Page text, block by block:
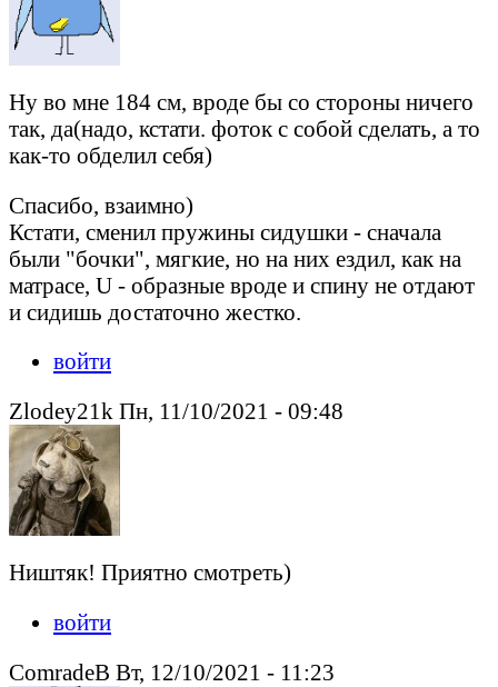
Ну во мне 184 см, вроде бы со стороны ничего
так, да(надо, кстати. фоток с собой сделать, а то
как-то обделил себя)
Спасибо, взаимно)
Кстати, сменил пружины сидушки - сначала
были "бочки", мягкие, но на них ездил, как на
матрасе, U - образные вроде и спину не отдают
и сидишь достаточно жестко.
войти
Zlodey21k Пн, 11/10/2021 - 09:48
Ништяк! Приятно смотреть)
войти
ComradeB Вт, 12/10/2021 - 11:23